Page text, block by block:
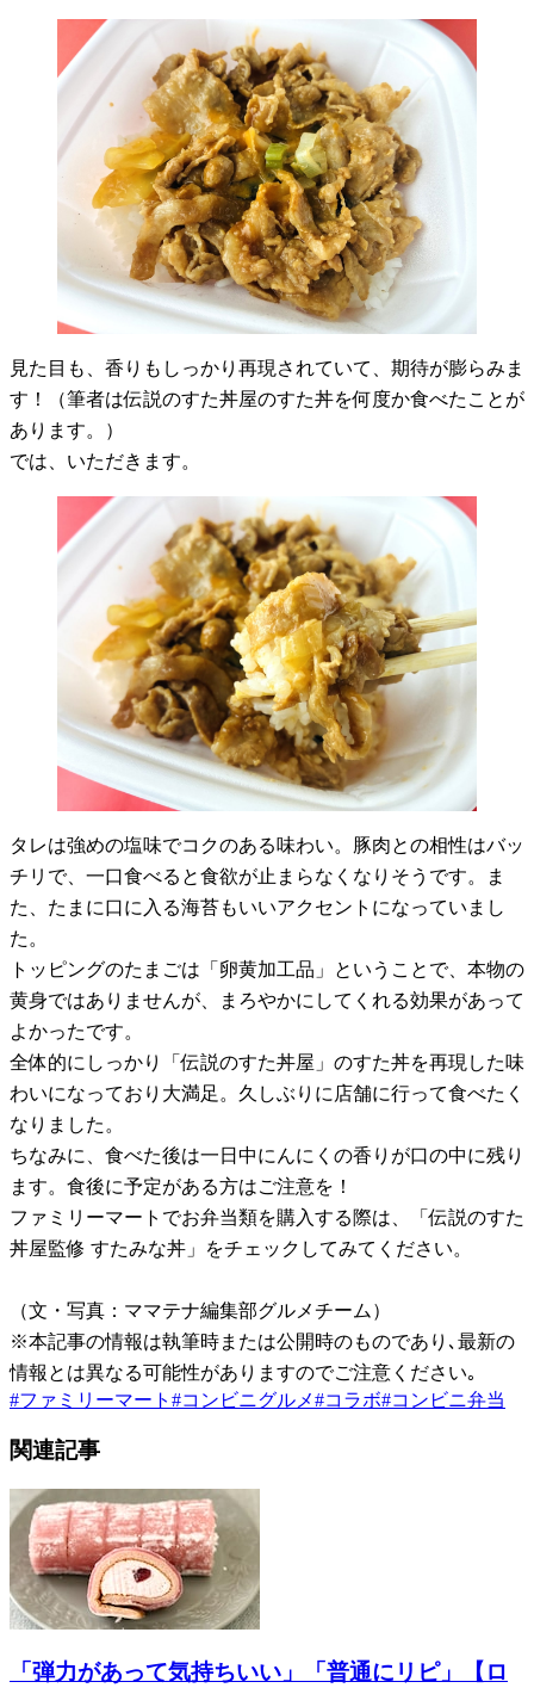
見た目も、香りもしっかり再現されていて、期待が膨らみま
す！（筆者は伝説のすた丼屋のすた丼を何度か食べたことが
あります。）
では、いただきます。
タレは強めの塩味でコクのある味わい。豚肉との相性はバッ
チリで、一口食べると食欲が止まらなくなりそうです。ま
た、たまに口に入る海苔もいいアクセントになっていまし
た。
トッピングのたまごは「卵黄加工品」ということで、本物の
黄身ではありませんが、まろやかにしてくれる効果があって
よかったです。
全体的にしっかり「伝説のすた丼屋」のすた丼を再現した味
わいになっており大満足。久しぶりに店舗に行って食べたく
なりました。
ちなみに、食べた後は一日中にんにくの香りが口の中に残り
ます。食後に予定がある方はご注意を！
ファミリーマートでお弁当類を購入する際は、「伝説のすた
丼屋監修 すたみな丼」をチェックしてみてください。
（文・写真：ママテナ編集部グルメチーム）
※本記事の情報は執筆時または公開時のものであり､最新の
情報とは異なる可能性がありますのでご注意ください｡
#ファミリーマート #コンビニグルメ#コラボ#コンビニ弁当
関連記事
「弾力があって気持ちいい」「普通にリピ」【ロ